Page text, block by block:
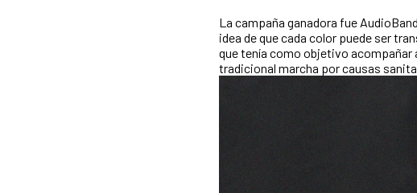
La campaña ganadora fue
idea de que cada color puede ser
que tenía como objetivo acompañar
tradicional marcha por causas